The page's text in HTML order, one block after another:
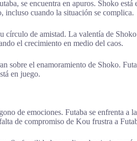
se encuentra en apuros. Shoko
incluso cuando la situación se complica.
círculo de amistad. La valentía de
el crecimiento en medio del caos.
sobre el enamoramiento de Shoko.
en juego.
de emociones. Futaba se enfrenta
de compromiso de Kou frustra a